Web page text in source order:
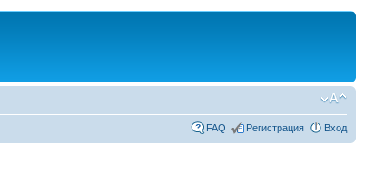
FAQ Регистрация Вход